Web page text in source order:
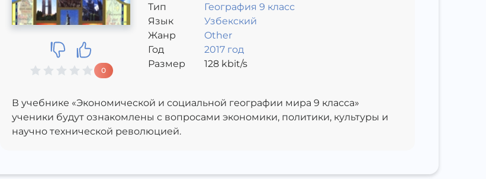
0
Тип
География 9 класс
Язык
Узбекский
Жанр
Other
Год
2017 год
Размер
128kbit/s
В учебнике «Экономической и социальной географии мира 9 класса»
ученики будут ознакомлены с вопросами экономики, политики, культуры и
научно технической революцией.